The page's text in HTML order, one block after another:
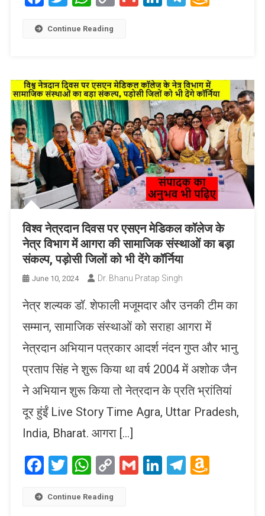
Continue Reading
विश्व नेत्रदान दिवस पर एसएन मेडिकल कॉलेज के
नेत्र विभाग में आगरा की सामाजिक संस्थाओं का बड़ा
संकल्प, पड़ोसी जिलों को भी देंगे कॉर्निया
June 10, 2024 Dr. Bhanu Pratap Singh
नेत्र शल्यक डॉ. शेफाली मजूमदार और उनकी टीम का
सम्मान, सामाजिक संस्थाओं को सराहा आगरा में
नेत्रदान अभियान पत्रकार आदर्श नंदन गुप्त और भानु
प्रताप सिंह ने शुरू किया था वर्ष 2004 में अशोक जैन
ने अभियान शुरू किया तो नेत्रदान के प्रति भ्रांतियां
दूर हुंईं Live Story Time Agra, Uttar Pradesh,
India, Bharat. आगरा […]
Facebook
Twitter
WhatsApp
CopyGmailLinkedIn
Telegram
Continue Reading